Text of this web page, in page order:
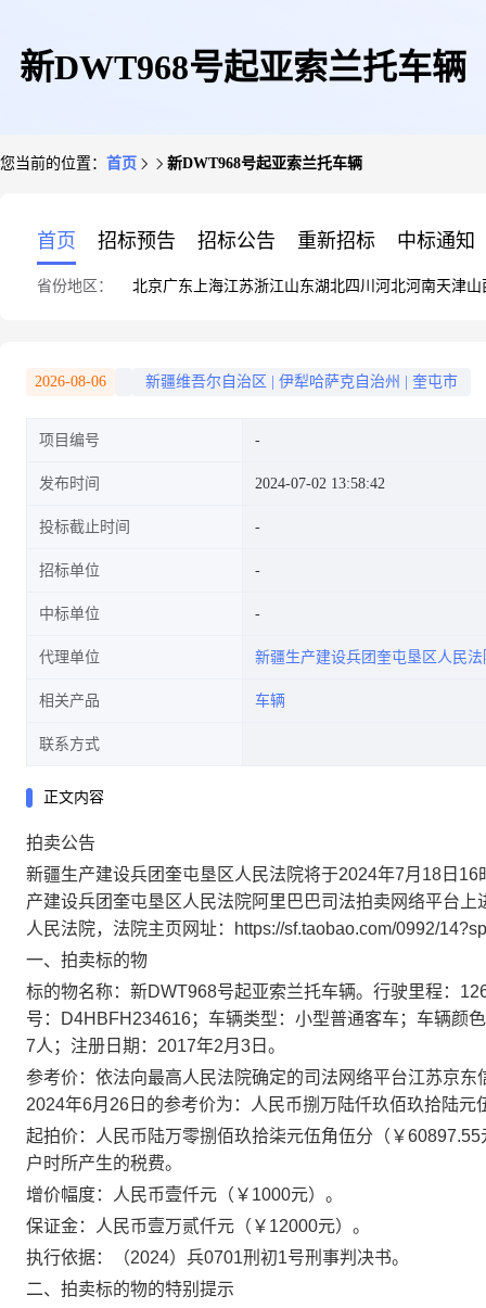
新DWT968号起亚索兰托车辆
您当前的位置： 首页 新DWT968号起亚索兰托车辆
首页 招标预告 招标公告 重新招标 中标通知
省份地区： 北京广东 上海江苏浙江山东湖北四川 河北河南天津山
2026-08-06 新疆维吾尔自治区 伊犁哈萨克自治州 奎屯市
项目编号
发布时间 2024-07-02 13:58:42
投标截止时间
招标单位
中标单位
代理单位 新疆生产建设兵团奎屯垦区人民法
相关产品 车辆
联系方式
正文内容
拍卖公告
新疆生产建设兵团奎屯垦区人民法院将于2024年7月18日16
产建设兵团奎屯垦区人民法院阿里巴巴司法拍卖网络平台
人民法院，法院主页网址：https://sf.taobao.com/0992/
一、拍卖标的物
标的物名称：新DWT968号起亚索兰托车辆。行驶里程：
号：D4HBFH234616；车辆类型：小型普通客车；车辆颜
7人；注册日期：2017年2月3日。
参考价：依法向最高人民法院确定的司法网络平台江苏京
2024年6月26日的参考价为：人民币捌万陆仟玖佰玖拾陆元
起拍价：人民币陆万零捌佰玖拾柒元伍角伍分（￥
户时所产生的税费。
增价幅度：人民币壹仟元（￥1000元）。
保证金：人民币壹万贰仟元（￥12000元）。
执行依据：（2024）兵0701刑初1号刑事判决书。
二、拍卖标的物的特别提示